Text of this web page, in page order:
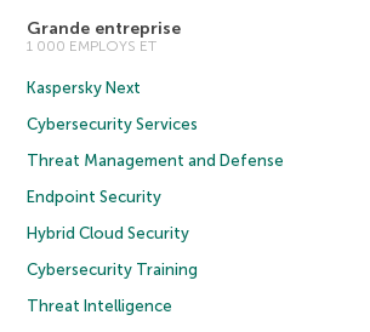
Grande entreprise
1 000 EMPLOYS ET
Kaspersky Next
Cybersecurity Services
Threat Management and Defense
Endpoint Security
Hybrid Cloud Security
Cybersecurity Training
Threat Intelligence